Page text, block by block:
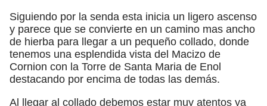
Siguiendo por la senda esta inicia un ligero ascenso
y parece que se convierte en un camino mas ancho
de hierba para llegar a un pequeño collado, donde
tenemos una esplendida vista del Macizo de
Cornion con la Torre de Santa Maria de Enol
destacando por encima de todas las demás.
Al llegar al collado debemos estar muy atentos ya